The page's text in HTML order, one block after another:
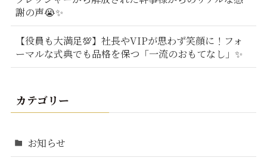
謝の声😭✨
【役員も大満足💯】社長やVIPが思わず笑顔に！フォ
ーマルな式典でも品格を保つ「一流のおもてなし」✨
カテゴリー
お知らせ